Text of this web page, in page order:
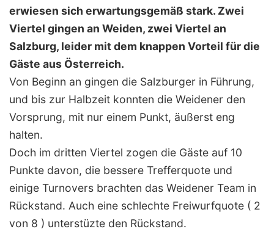
erwiesen sich erwartungsgemäß stark. Zwei
Viertel gingen an Weiden, zwei Viertel an
Salzburg, leider mit dem knappen Vorteil für die
Gäste aus Österreich.
Von Beginn an gingen die Salzburger in Führung,
und bis zur Halbzeit konnten die Weidener den
Vorsprung, mit nur einem Punkt, äußerst eng
halten.
Doch im dritten Viertel zogen die Gäste auf 10
Punkte davon, die bessere Trefferquote und
einige Turnovers brachten das Weidener Team in
Rückstand. Auch eine schlechte Freiwurfquote ( 2
von 8 ) unterstüzte den Rückstand.